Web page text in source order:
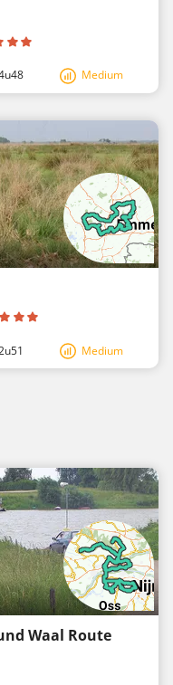
Medium
Medium
Waal Route